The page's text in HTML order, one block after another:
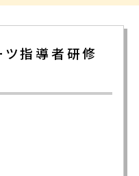
ツ指導者研修